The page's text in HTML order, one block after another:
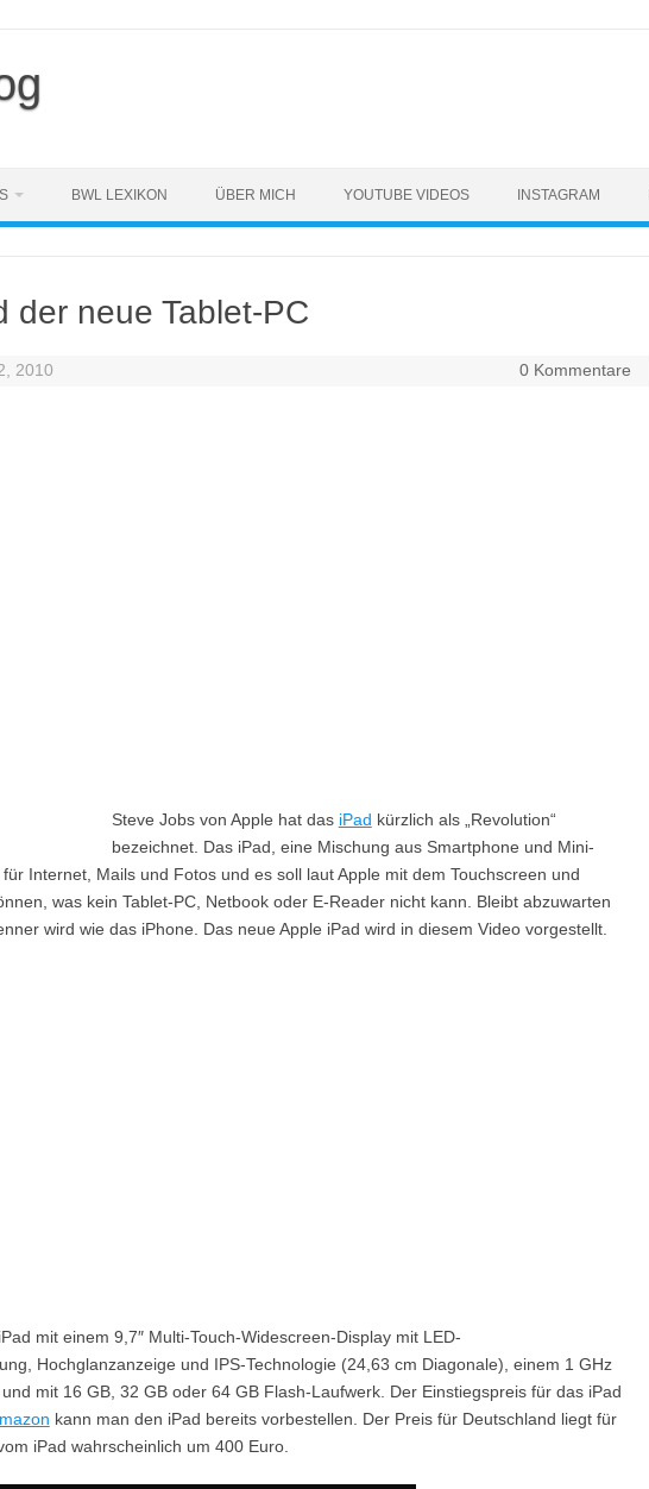
BWL LEXIKON ÜBER MICH YOUTUBE VIDEOS INSTAGRAM
der neue Tablet-PC
2010 0 Kommentare
Steve Jobs von Apple hat das iPad kürzlich als „Revolution“
bezeichnet. Das iPad, eine Mischung aus Smartphone und Mini-
Internet, Mails und Fotos und es soll laut Apple mit dem Touchscreen und
was kein Tablet-PC, Netbook oder E-Reader nicht kann. Bleibt abzuwarten
wird wie das iPhone. Das neue Apple iPad wird in diesem Video vorgestellt.
mit einem 9,7″ Multi-Touch-Widescreen-Display mit LED-
Hochglanzanzeige und IPS-Technologie (24,63 cm Diagonale), einem 1 GHz
mit 16 GB, 32 GB oder 64 GB Flash-Laufwerk. Der Einstiegspreis für das iPad
kann man den iPad bereits vorbestellen. Der Preis für Deutschland liegt für
iPad wahrscheinlich um 400 Euro.